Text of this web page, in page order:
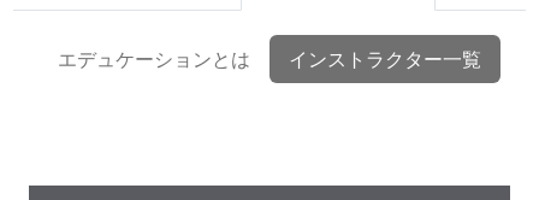
エデュケーションとは インストラクター一覧